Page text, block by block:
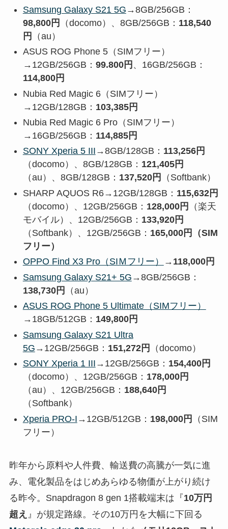
Samsung Galaxy S21 5G →8GB/256GB：
98,800円
（docomo）、8GB/256GB： 118,540
円
（au）
ASUS ROG Phone 5（SIMフリー）
→12GB/256GB： 99.800円 、16GB/256GB：
114,800円
Nubia Red Magic 6（SIMフリー）
→12GB/128GB： 103,385円
Nubia Red Magic 6 Pro（SIMフリー）
→16GB/256GB： 114,885円
SONY Xperia 5 III →8GB/128GB： 113,256円
（docomo）、8GB/128GB： 121,405円
（au）、8GB/128GB： 137,520円
（Softbank）
SHARP AQUOS R6→12GB/128GB： 115,632円
（docomo）、12GB/256GB： 128,000円
（楽天
モバイル）、12GB/256GB： 133,920円
（Softbank）、12GB/256GB： 165,000円（SIM
フリー）
OPPO Find X3 Pro（SIＭフリー）
→ 118,000円
Samsung Galaxy S21+ 5G →8GB/256GB：
138,730円
（au）
ASUS ROG Phone 5 Ultimate（SIMフリー）
→18GB/512GB： 149,800円
Samsung Galaxy S21 Ultra
5G →12GB/256GB： 151,272円
（docomo）
SONY Xperia 1 III →12GB/256GB： 154,400円
（docomo）、12GB/256GB： 178,000円
（au）、12GB/256GB： 188,640円
（Softbank）
Xperia PRO-I →12GB/512GB： 198,000円
（SIM
フリー）
昨年から原料や人件費、輸送費の高騰が一気に進
み、電化製品をはじめあらゆる物価が上がり続け
る昨今。Snapdragon 8 gen 1搭載端末は『10万円
超え 』が規定路線。その10万円を大幅に下回る